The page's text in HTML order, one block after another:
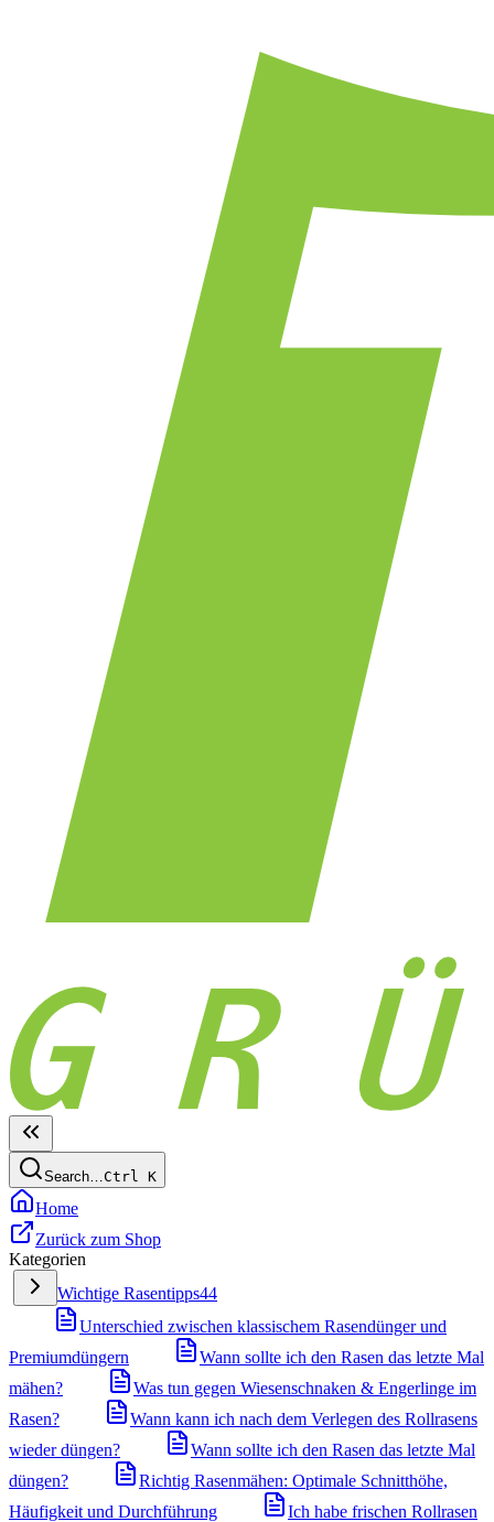
Search…Ctrl K
Home
Zurück zum Shop
Kategorien
Wichtige Rasentipps44
Unterschied zwischen klassischem Rasendünger und
Premiumdüngern
Wann sollte ich den Rasen das letzte Mal
mähen?
Was tun gegen Wiesenschnaken & Engerlinge im
Rasen?
Wann kann ich nach dem Verlegen des Rollrasens
wieder düngen?
Wann sollte ich den Rasen das letzte Mal
düngen?
Richtig Rasenmähen: Optimale Schnitthöhe,
Häufigkeit und Durchführung
Ich habe frischen Rollrasen